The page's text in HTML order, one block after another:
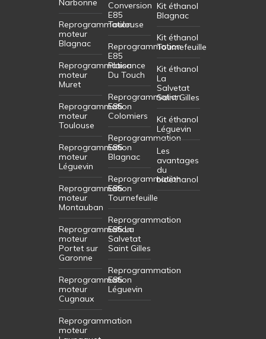
Narbonne
Reprogrammation
moteur
Blagnac
Reprogrammation
moteur
Muret
Reprogrammation
moteur
Toulouse
Reprogrammation
moteur
Léguevin
Reprogrammation
moteur
Montauban
Reprogrammation
moteur
Portet sur
Garonne
Reprogrammation
moteur
Cugnaux
Reprogrammation
moteur
Conversion
E85
Toulouse
Reprogrammation
E85
Plaisance
Du Touch
Reprogrammation
E85
Colomiers
Reprogrammation
E85
Blagnac
Reprogrammation
E85
Tournefeuille
Reprogrammation
E85 La
Salvetat
Saint Gilles
Reprogrammation
E85
Léguevin
Kit éthanol
Blagnac
Kit éthanol
Tournefeuille
Kit éthanol
La
Salvetat
Saint Gilles
Kit éthanol
Léguevin
Les
avantages
du
bioéthanol